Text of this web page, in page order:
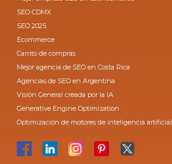
SEO CDMX
SEO 2025
Ecommerce
Carrito de compras
Mejor agencia de SEO en Costa Rica
Agencias de SEO en Argentina
Visión General creada por la IA
Generative Engine Optimization
Optimización de motores de inteligencia artificial